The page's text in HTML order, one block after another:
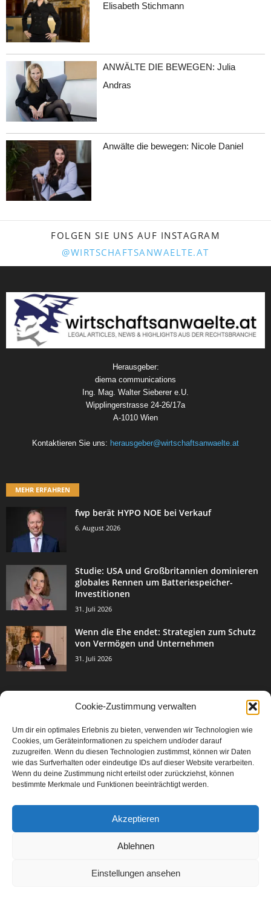
Cookie-Zustimmung verwalten
Um dir ein optimales Erlebnis zu bieten, verwenden wir Technologien wie
Cookies, um Geräteinformationen zu speichern und/oder darauf
zuzugreifen. Wenn du diesen Technologien zustimmst, können wir Daten
wie das Surfverhalten oder eindeutige IDs auf dieser Website verarbeiten.
Wenn du deine Zustimmung nicht erteilst oder zurückziehst, können
bestimmte Merkmale und Funktionen beeinträchtigt werden.
Akzeptieren
Ablehnen
Einstellungen ansehen
Elisabeth Stichmann
ANWÄLTE DIE BEWEGEN: Julia
Andras
Anwälte die bewegen: Nicole Daniel
FOLGEN SIE UNS AUF INSTAGRAM
@WIRTSCHAFTSANWAELTE.AT
Herausgeber:
diema communications
Ing. Mag. Walter Sieberer e.U.
Wipplingerstrasse 24-26/17a
A-1010 Wien
Kontaktieren Sie uns: herausgeber@wirtschaftsanwaelte.at
MEHR ERFAHREN
fwp berät HYPO NOE bei Verkauf
6. August 2026
Studie: USA und Großbritannien dominieren
globales Rennen um Batteriespeicher-
Investitionen
31. Juli 2026
Wenn die Ehe endet: Strategien zum Schutz
von Vermögen und Unternehmen
31. Juli 2026
Events & Success 3003
Breaking News 2067
Aktuelles
Featured Article
Karriere 567